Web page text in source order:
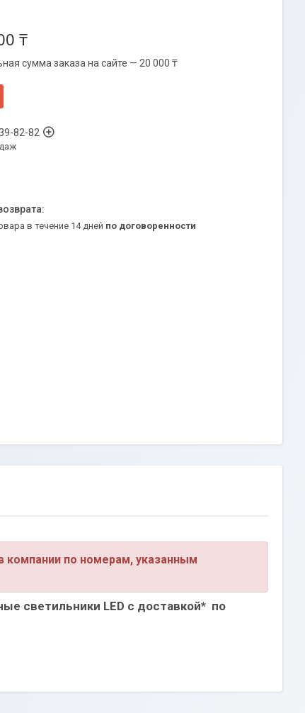
₸
сумма заказа на сайте — 20 000 ₸
82-82
в течение 14 дней по договоренности
по номерам, указанным
светильники LED с доставкой* по